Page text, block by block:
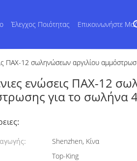
Έλεγχος Ποιότητας Επικοινωνήστε
ΠΑΧ-12 σωληνώσεων αργιλίου
ενώσεις ΠΑΧ-12
για το σωλήνα
Shenzhen, Κίνα
Top-King